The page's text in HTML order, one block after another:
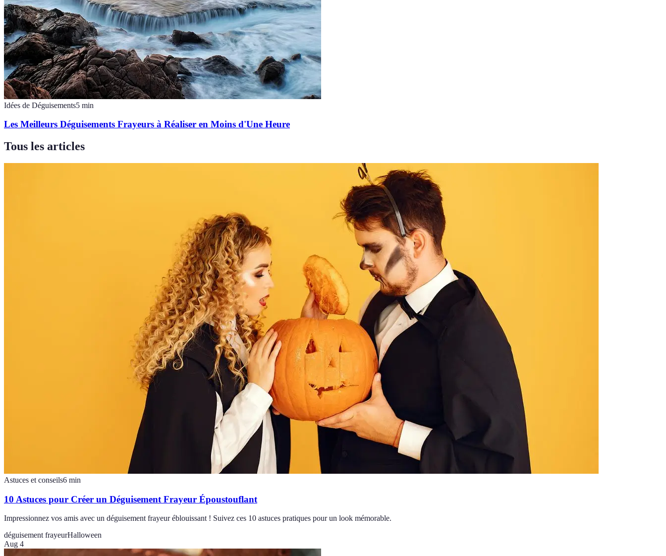
Idées de Déguisements5 min
Les Meilleurs Déguisements Frayeurs à Réaliser en Moins d'Une Heure
Tous les articles
Astuces et conseils6 min
10 Astuces pour Créer un Déguisement Frayeur Époustouflant
Impressionnez vos amis avec un déguisement frayeur éblouissant ! Suivez ces 10 astuces pratiques pour un look mémorable.
déguisement frayeurHalloween
Aug 4